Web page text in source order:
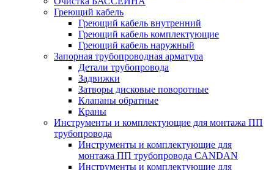
Греющий кабель
Греющий кабель внутренний
Греющий кабель комплектующие
Греющий кабель наружный
Запорная трубопроводная арматура
Детали трубопровода
Задвижки
Затворы дисковые поворотные
Клапаны обратные
Краны
Инструменты и комплектующие для монтажа ПП
трубопровода
Инструменты и комплектующие для
монтажа ПП трубопровода CANDAN
Инструменты и комплектующие для